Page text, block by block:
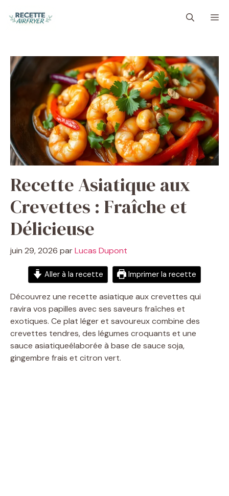
Recette Asiatique aux
Crevettes : Fraîche et
Délicieuse
juin 29, 2026 parLucas Dupont
Aller à la recette Imprimer la recette
Découvrez une recette asiatique aux crevettes qui
ravira vos papilles avec ses saveurs fraîches et
exotiques. Ce plat léger et savoureux combine des
crevettes tendres, des légumes croquants et une
sauce asiatiqueélaborée à base de sauce soja,
gingembre frais et citron vert.